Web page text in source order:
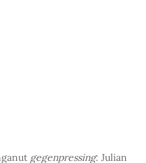
gegenpressing: Julian